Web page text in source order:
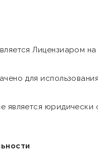
Лицензиаром
для
является